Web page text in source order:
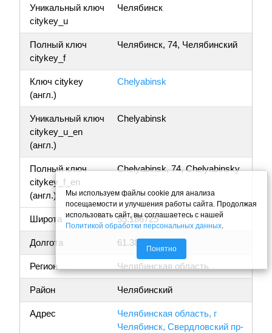
Уникальный ключ
citykey_u
Челябинск
Полный ключ
citykey_f
Челябинск, 74, Челябинский
Ключ citykey
(англ.)
Chelyabinsk
Уникальный ключ
citykey_u_en
(англ.)
Chelyabinsk
Полный ключ
citykey_f_en
(англ.)
Chelyabinsk, 74, Chelyabinsky
Широта 55.186725
Долгота 61.387139
Регион Челябинская область
Район Челябинский
Адрес
Челябинская область, г
Челябинск, Свердловский пр-
Мы используем файлы cookie для анализа
посещаемости и улучшения работы сайта. Продолжая
использовать сайт, вы соглашаетесь с нашей
Политикой обработки персональных данных
Понятно